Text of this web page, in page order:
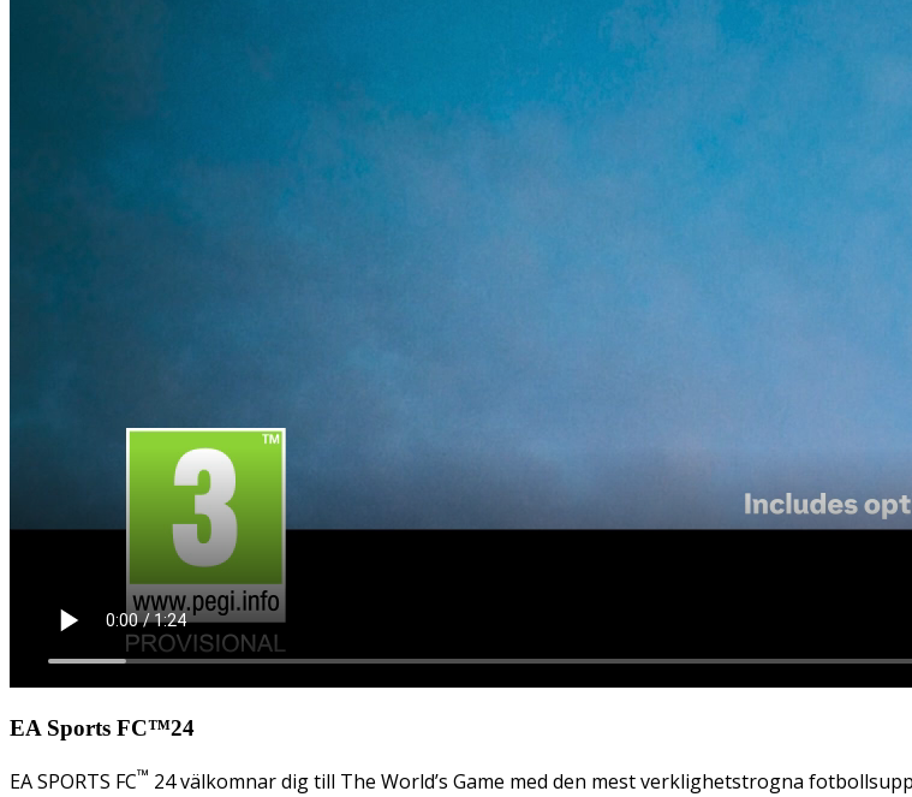
EA Sports FC™24
EA SPORTS FC™ 24 välkomnar dig till The World’s Game med den mest verklighetstrogna